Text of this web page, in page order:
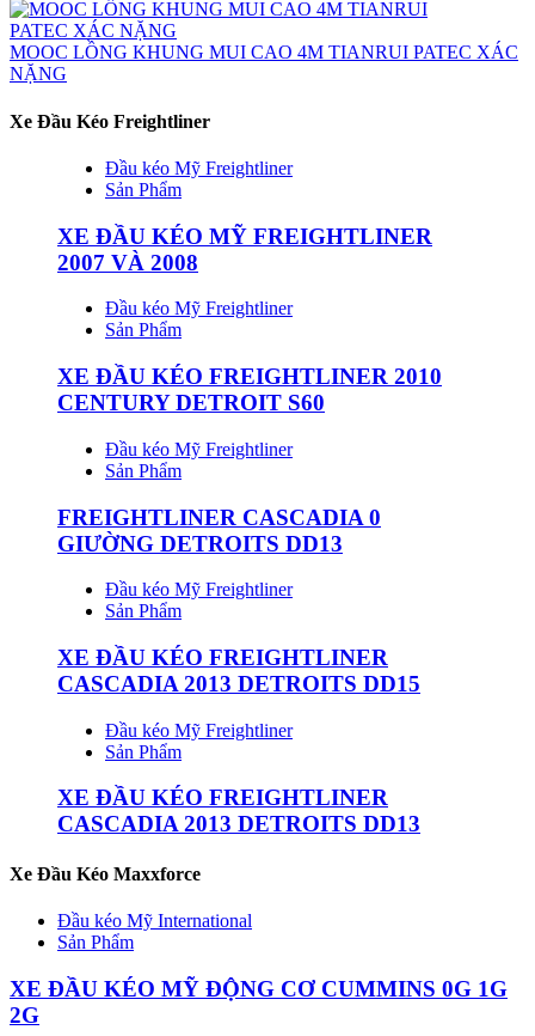
MOOC LỒNG KHUNG MUI CAO 4M TIANRUI PATEC XÁC
NẶNG
Xe Đầu Kéo Freightliner
Đầu kéo Mỹ Freightliner
Sản Phẩm
XE ĐẦU KÉO MỸ FREIGHTLINER
2007 VÀ 2008
Đầu kéo Mỹ Freightliner
Sản Phẩm
XE ĐẦU KÉO FREIGHTLINER 2010
CENTURY DETROIT S60
Đầu kéo Mỹ Freightliner
Sản Phẩm
FREIGHTLINER CASCADIA 0
GIƯỜNG DETROITS DD13
Đầu kéo Mỹ Freightliner
Sản Phẩm
XE ĐẦU KÉO FREIGHTLINER
CASCADIA 2013 DETROITS DD15
Đầu kéo Mỹ Freightliner
Sản Phẩm
XE ĐẦU KÉO FREIGHTLINER
CASCADIA 2013 DETROITS DD13
Xe Đầu Kéo Maxxforce
Đầu kéo Mỹ International
Sản Phẩm
XE ĐẦU KÉO MỸ ĐỘNG CƠ CUMMINS 0G 1G
2G